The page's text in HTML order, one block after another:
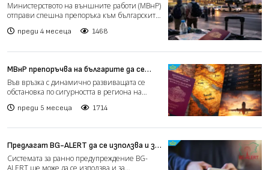
напуснат страната
Министерството на външните работи (МВнР)
отправи спешна препоръка към българските
преди 4 месеца 1468
МВнР препоръчва на българите да се
въздържат от пътувания до Близкия
изток
Във връзка с динамично развиващата се
обстановка по сигурността в региона на
преди 5 месеца 1714
Предлагат BG-ALERT да се използва и за
издирване на хора
Системата за ранно предупреждение BG-